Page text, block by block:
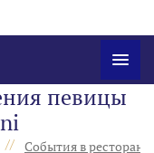
певицы
// События в